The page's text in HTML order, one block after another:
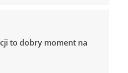
to dobry moment na